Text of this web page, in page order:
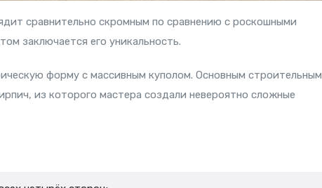
сравнительно скромным по сравнению с роскошными
заключается его уникальность.
форму с массивным куполом. Основным строительным
из которого мастера создали невероятно сложные